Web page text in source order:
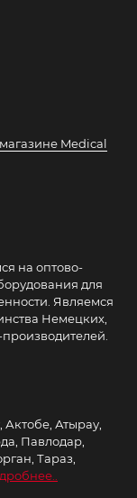
Medical
на оптово-
для
Являемся
Немецких,
Атырау,
Павлодар,
Тараз,